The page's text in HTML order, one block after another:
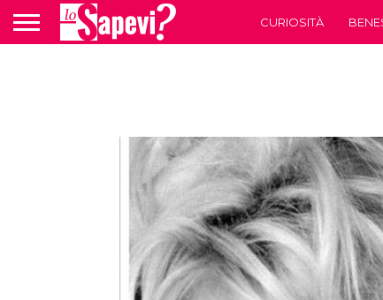
CURIOSITÀ